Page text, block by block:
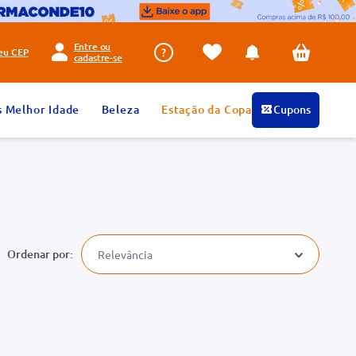
CEP
Entre ou
cadastre-se
Melhor Idade Beleza Estação da Copa Cupons
Relevância